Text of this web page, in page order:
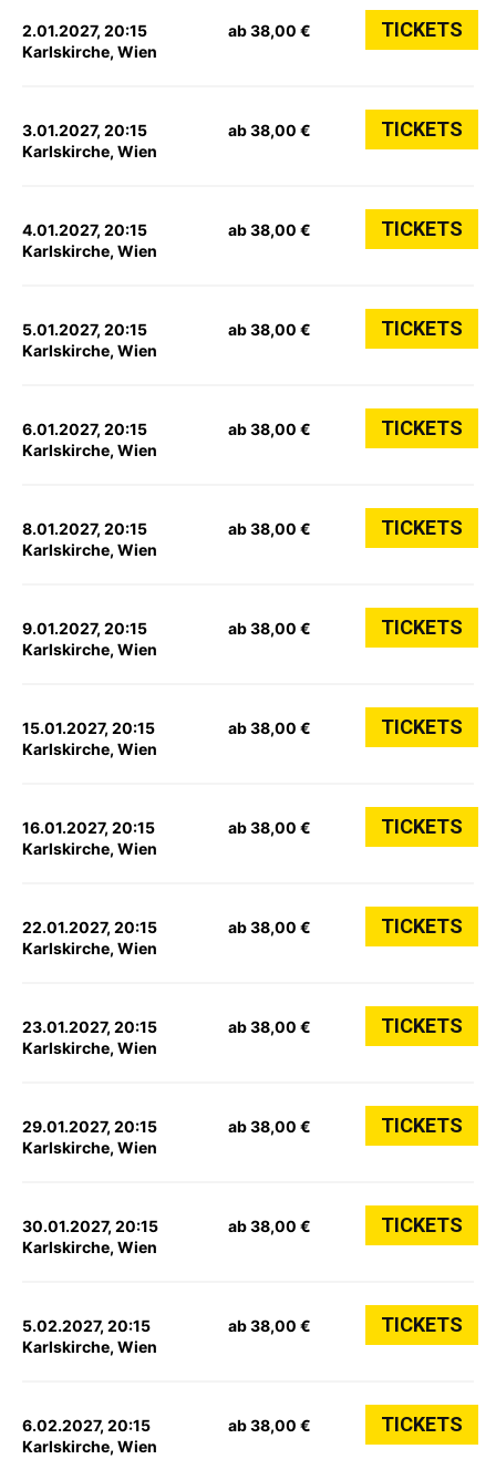
2.01.2027, 20:15
Karlskirche, Wien
ab 38,00 € TICKETS
3.01.2027, 20:15
Karlskirche, Wien
ab 38,00 € TICKETS
4.01.2027, 20:15
Karlskirche, Wien
ab 38,00 € TICKETS
5.01.2027, 20:15
Karlskirche, Wien
ab 38,00 € TICKETS
6.01.2027, 20:15
Karlskirche, Wien
ab 38,00 € TICKETS
8.01.2027, 20:15
Karlskirche, Wien
ab 38,00 € TICKETS
9.01.2027, 20:15
Karlskirche, Wien
ab 38,00 € TICKETS
15.01.2027, 20:15
Karlskirche, Wien
ab 38,00 € TICKETS
16.01.2027, 20:15
Karlskirche, Wien
ab 38,00 € TICKETS
22.01.2027, 20:15
Karlskirche, Wien
ab 38,00 € TICKETS
23.01.2027, 20:15
Karlskirche, Wien
ab 38,00 € TICKETS
29.01.2027, 20:15
Karlskirche, Wien
ab 38,00 € TICKETS
30.01.2027, 20:15
Karlskirche, Wien
ab 38,00 € TICKETS
5.02.2027, 20:15
Karlskirche, Wien
ab 38,00 € TICKETS
6.02.2027, 20:15
Karlskirche, Wien
ab 38,00 € TICKETS